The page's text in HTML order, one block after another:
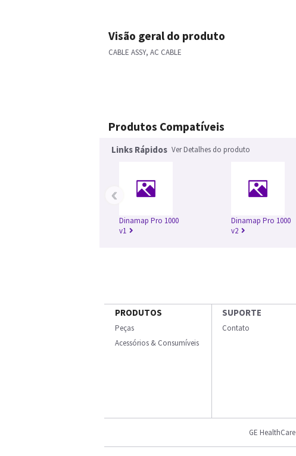
Visão geral do produto
CABLE ASSY, AC CABLE
Produtos Compatíveis
Links Rápidos Ver Detalhes do produto
Dinamap Pro 1000
v1
Dinamap Pro 1000
v2
‹
PRODUTOS
Peças
Acessórios & Consumíveis
SUPORTE
Contato
GE HealthCare